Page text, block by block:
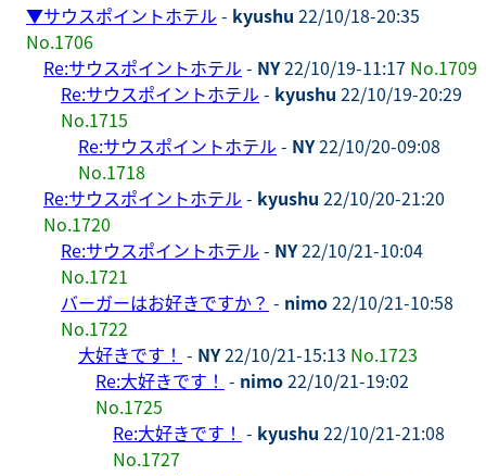
▼サウスポイントホテル - kyushu 22/10/18-20:35
No.1706
Re:サウスポイントホテル - NY22/10/19-11:17 No.1709
Re:サウスポイントホテル - kyushu 22/10/19-20:29
No.1715
Re:サウスポイントホテル - NY22/10/20-09:08
No.1718
Re:サウスポイントホテル - kyushu 22/10/20-21:20
No.1720
Re:サウスポイントホテル - NY22/10/21-10:04
No.1721
バーガーはお好きですか？ - nimo22/10/21-10:58
No.1722
大好きです！ - NY22/10/21-15:13 No.1723
Re:大好きです！ - nimo22/10/21-19:02
No.1725
Re:大好きです！ - kyushu 22/10/21-21:08
No.1727